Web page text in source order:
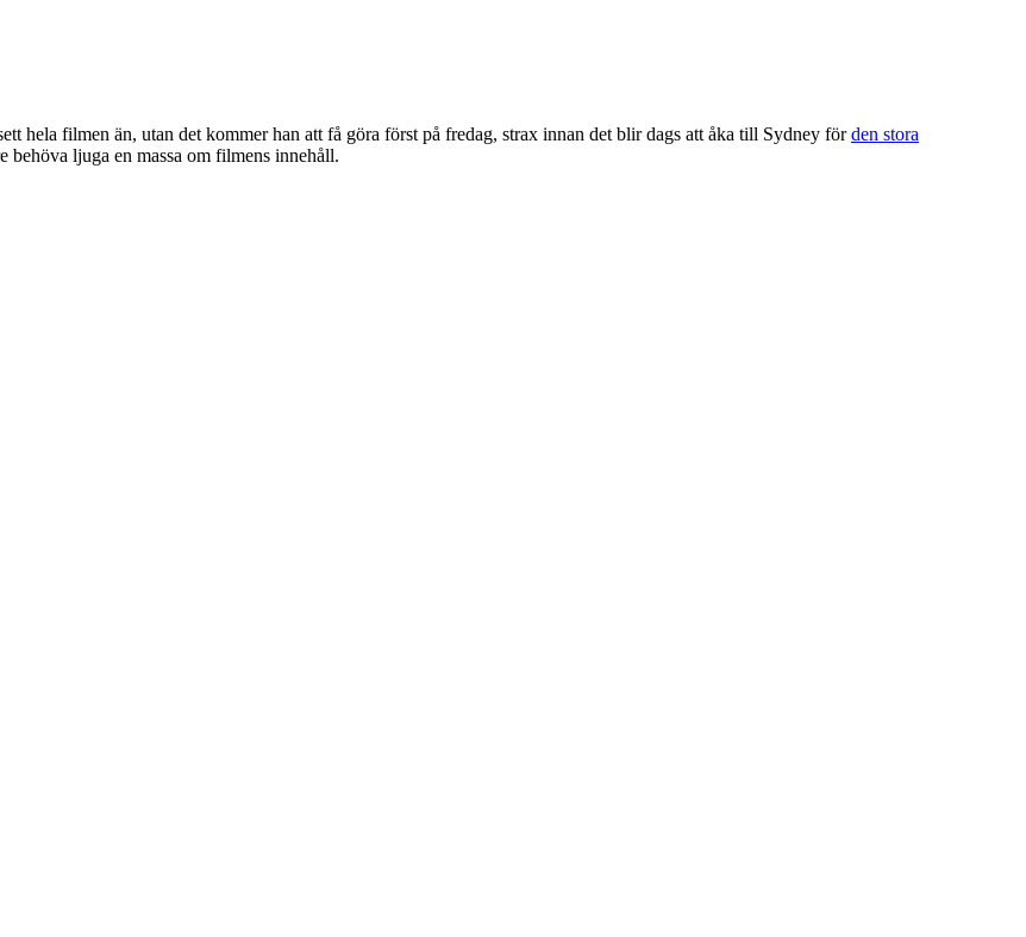
hela filmen än, utan det kommer han att få göra först på fredag, strax innan det blir dags att åka till Sydney förden stora
behöva ljuga en massa om filmens innehåll.